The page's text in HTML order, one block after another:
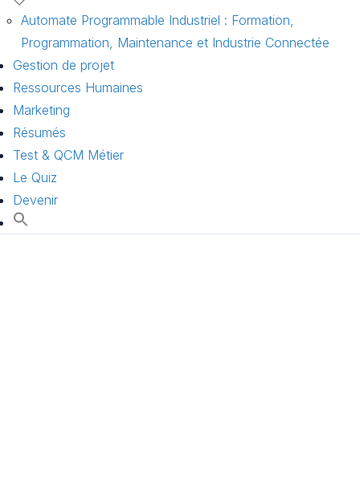
Automate Programmable Industriel : Formation,
Programmation, Maintenance et Industrie Connectée
Gestion de projet
Ressources Humaines
Marketing
Résumés
Test & QCM Métier
Le Quiz
Devenir